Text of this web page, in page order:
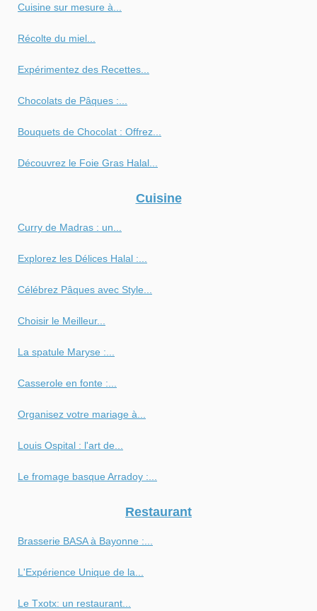
Cuisine sur mesure à...
Récolte du miel...
Expérimentez des Recettes...
Chocolats de Pâques :...
Bouquets de Chocolat : Offrez...
Découvrez le Foie Gras Halal...
Cuisine
Curry de Madras : un...
Explorez les Délices Halal :...
Célébrez Pâques avec Style...
Choisir le Meilleur...
La spatule Maryse :...
Casserole en fonte :...
Organisez votre mariage à...
Louis Ospital : l'art de...
Le fromage basque Arradoy :...
Restaurant
Brasserie BASA à Bayonne :...
L'Expérience Unique de la...
Le Txotx: un restaurant...